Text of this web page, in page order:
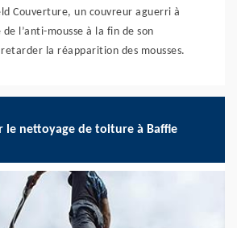
Couverture, un couvreur aguerri à
l’anti-mousse à la fin de son
la réapparition des mousses.
le nettoyage de toiture à Baffie